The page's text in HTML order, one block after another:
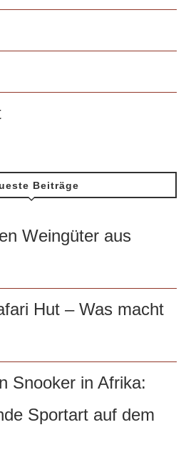
Beiträge
Weingüter aus
Hut – Was macht
Snooker in Afrika:
Sportart auf dem